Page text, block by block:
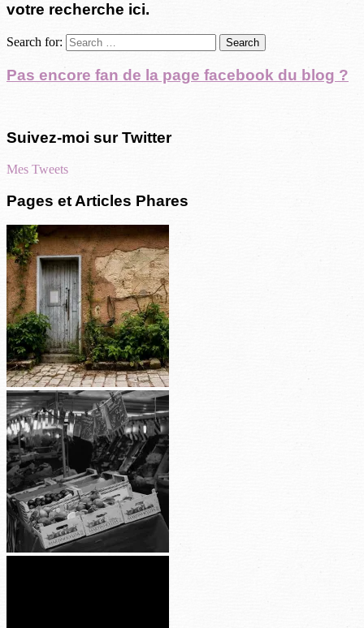
votre recherche ici.
Search for:
Pas encore fan de la page facebook du blog ?
Suivez-moi sur Twitter
Mes Tweets
Pages et Articles Phares